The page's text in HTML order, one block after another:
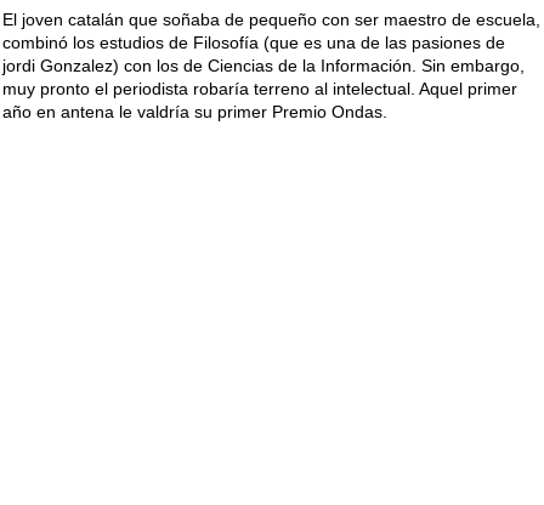
El joven catalán que soñaba de pequeño con ser maestro de escuela,
combinó los estudios de Filosofía (que es una de las pasiones de
jordi Gonzalez) con los de Ciencias de la Información. Sin embargo,
muy pronto el periodista robaría terreno al intelectual. Aquel primer
año en antena le valdría su primer Premio Ondas.